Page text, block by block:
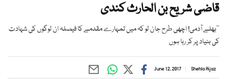
قاضی شریح بن الحارث کندی
’’بھلے آدمی! اچھی طرح جان لو کہ میں تمہارے مقدمے کا فیصلہ ان لوگوں کی شہادت
کی بنیاد پر کر رہا ہوں
Shehla Aijaz
June 12, 2017